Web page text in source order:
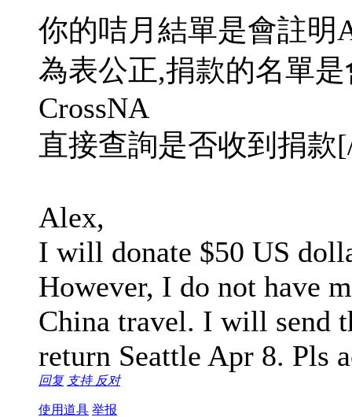
你的咭月結單是會註明
為表公正,捐款的名單
CrossNA
直接查詢是否收到捐款
Alex,
I will donate $50 US
However, I do not have
China travel. I will send
return Seattle Apr 8. Pls
回复 支持 反对
使用道具 举报